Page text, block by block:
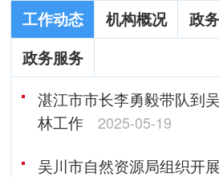
工作动态 机构概况 政
政务服务
湛江市市长李勇毅带队到
林工作
2025-05-19
吴川市自然资源局组织开